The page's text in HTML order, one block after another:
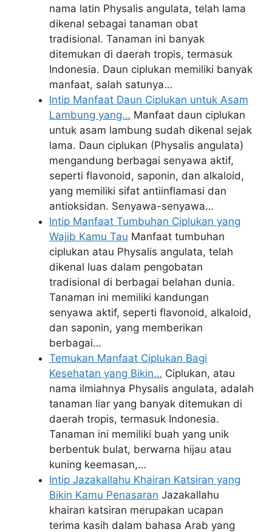
nama latin Physalis angulata, telah lama
dikenal sebagai tanaman obat
tradisional. Tanaman ini banyak
ditemukan di daerah tropis, termasuk
Indonesia. Daun ciplukan memiliki banyak
manfaat, salah satunya…
Intip Manfaat Daun Ciplukan untuk Asam
Lambung yang… Manfaat daun ciplukan
untuk asam lambung sudah dikenal sejak
lama. Daun ciplukan (Physalis angulata)
mengandung berbagai senyawa aktif,
seperti flavonoid, saponin, dan alkaloid,
yang memiliki sifat antiinflamasi dan
antioksidan. Senyawa-senyawa…
Intip Manfaat Tumbuhan Ciplukan yang
Wajib Kamu Tau Manfaat tumbuhan
ciplukan atau Physalis angulata, telah
dikenal luas dalam pengobatan
tradisional di berbagai belahan dunia.
Tanaman ini memiliki kandungan
senyawa aktif, seperti flavonoid, alkaloid,
dan saponin, yang memberikan
berbagai…
Temukan Manfaat Ciplukan Bagi
Kesehatan yang Bikin… Ciplukan, atau
nama ilmiahnya Physalis angulata, adalah
tanaman liar yang banyak ditemukan di
daerah tropis, termasuk Indonesia.
Tanaman ini memiliki buah yang unik
berbentuk bulat, berwarna hijau atau
kuning keemasan,…
Intip Jazakallahu Khairan Katsiran yang
Bikin Kamu Penasaran Jazakallahu
khairan katsiran merupakan ucapan
terima kasih dalam bahasa Arab yang